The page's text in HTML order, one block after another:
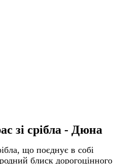
зі срібла - Дюна
що поєднує в собі
блиск дорогоцінного